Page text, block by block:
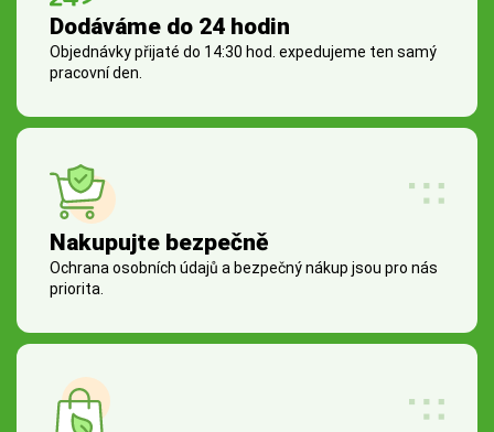
Dodáváme do 24 hodin
Objednávky přijaté do 14:30 hod. expedujeme ten samý
pracovní den.
Nakupujte bezpečně
Ochrana osobních údajů a bezpečný nákup jsou pro nás
priorita.